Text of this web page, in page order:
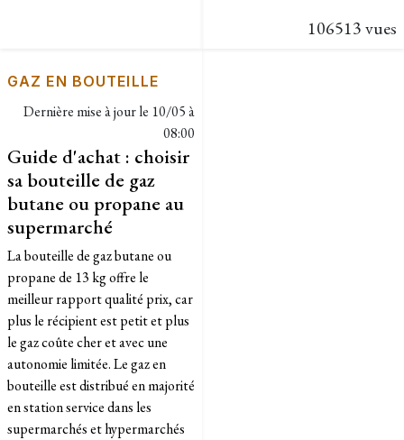
106513 vues
GAZ EN BOUTEILLE
Dernière mise à jour le 10/05 à
08:00
Guide d'achat : choisir
sa bouteille de gaz
butane ou propane au
supermarché
La bouteille de gaz butane ou
propane de 13 kg offre le
meilleur rapport qualité prix, car
plus le récipient est petit et plus
le gaz coûte cher et avec une
autonomie limitée. Le gaz en
bouteille est distribué en majorité
en station service dans les
supermarchés et hypermarchés